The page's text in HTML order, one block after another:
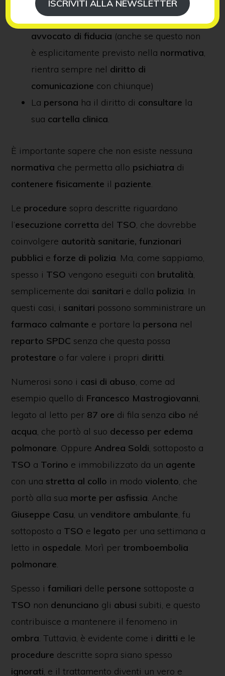
temporale)
Lapersonaha il diritto di contattare un
avvocato di fiducia (anche se questo non
è esplicitamente previsto nella normativa,
rientra sempre nel diritto di
comunicazione con chiunque)
La persona ha il diritto di consultare la
sua cartella clinica.
È importante sapere che non esiste nessuna
normativa che permetta allo psichiatra di
contenere fisicamente il paziente.
Le procedure sopra descritte riguardano
l’esecuzione corretta del TSO, che dovrebbe
coinvolgere autorità sanitarie, funzionari
pubblici e forze di polizia. Ma, come sappiamo,
spesso i TSO vengono eseguiti con brutalità,
semplicemente dai sanitari e dalla polizia. In
questi casi, i sanitari possono somministrare un
farmaco calmante e portare la persona nel
reparto SPDC senza che questa possa
protestare o far valere i propri diritti.
Numerosi sono i casi di abuso, come ad
esempio quello di Francesco Mastrogiovanni,
legato al letto per 87 ore di fila senza cibo né
acqua, che portò al suo decesso per edema
polmonare. Oppure Andrea Soldi, sottoposto a
TSO a Torino e immobilizzato da un agente
con una stretta al collo in modo violento, che
portò alla sua morte per asfissia. Anche
Giuseppe Casu, un venditore ambulante, fu
sottoposto a TSO e legato per una settimana a
letto in ospedale. Morì per tromboembolia
polmonare.
Spesso i familiari delle persone sottoposte a
TSO non denunciano gli abusi subiti, e questo
contribuisce a mantenere il fenomeno in
ombra. Tuttavia, è evidente come i diritti e le
procedure descritte sopra siano spesso
ignorati, e il trattamento diventi un vero e
ISCRIVITI ALLA NEWSLETTER